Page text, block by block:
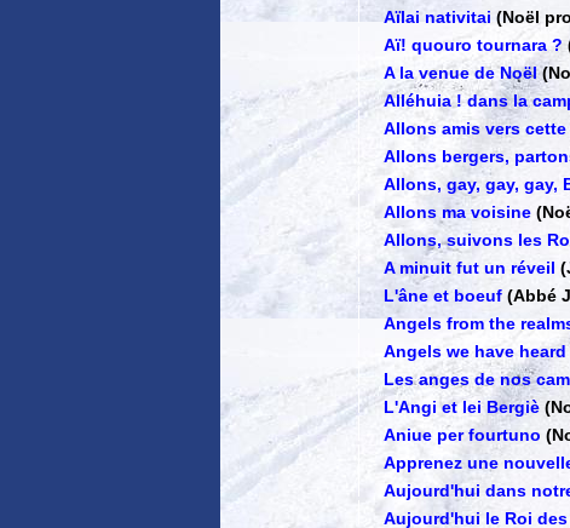
Aïlai nativitai(Noël
Aï! quouro tournara ?
A la venue de Noël
Alléhuia ! dans la
Allons amis vers cette
Allons bergers,
Allons, gay, gay, gay,
Allons ma voisine
Allons, suivons les
A minuit fut un réveil
L'âne et boeuf (Abbé
Angels from the
Angels we have
Les anges de nos
L'Angi et lei Bergiè
Aniue per fourtuno
Apprenez une
Aujourd'hui dans
Aujourd'hui le Roi